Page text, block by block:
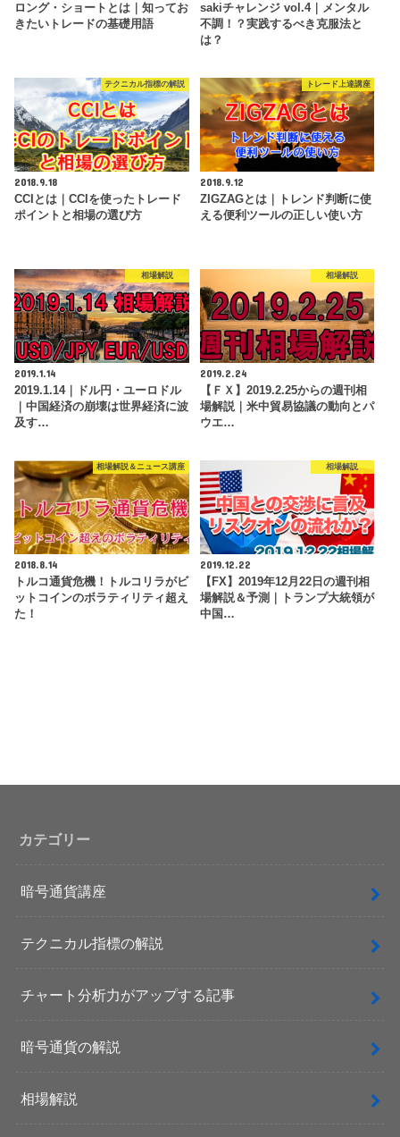
ロング・ショートとは｜知ってお
きたいトレードの基礎用語
sakiチャレンジ vol.4｜メンタル
不調！？実践するべき克服法と
は？
テクニカル指標の解説
2018.9.18
CCIとは｜CCIを使ったトレード
ポイントと相場の選び方
トレード上達講座
2018.9.12
ZIGZAGとは｜トレンド判断に使
える便利ツールの正しい使い方
相場解説
2019.1.14
2019.1.14｜ドル円・ユーロドル
｜中国経済の崩壊は世界経済に波
及す…
相場解説
2019.2.24
【ＦＸ】2019.2.25からの週刊相
場解説｜米中貿易協議の動向とパ
ウエ…
相場解説＆ニュース講座
2018.8.14
トルコ通貨危機！トルコリラがビ
ットコインのボラティリティ超え
た！
相場解説
2019.12.22
【FX】2019年12月22日の週刊相
場解説＆予測｜トランプ大統領が
中国…
カテゴリー
暗号通貨講座
テクニカル指標の解説
チャート分析力がアップする記事
暗号通貨の解説
相場解説